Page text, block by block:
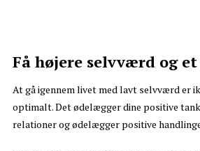
Få højere selvværd og
At gå igennem livet med lavt selvværd er
optimalt. Det ødelægger dine positive
relationer og ødelægger positive